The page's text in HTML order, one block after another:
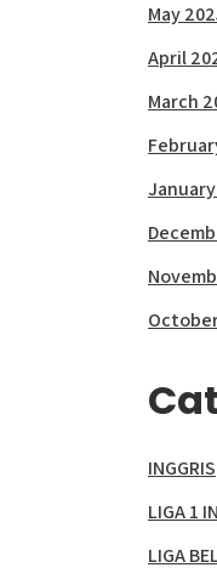
May
April
March
INGGRIS
LIGA 1
LIGA